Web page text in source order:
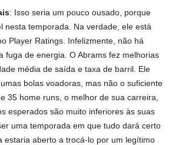
: Isso seria um pouco ousado, porque
nesta temporada. Na verdade, ele está
Player Ratings. Infelizmente, não há
fuga de energia. O Abrams fez melhorias
média de saída e taxa de barril. Ele
bolas voadoras, mas não o suficiente
35 home runs, o melhor de sua carreira,
esperados são muito inferiores às suas
uma temporada em que tudo dará certo
estaria aberto a trocá-lo por um legítimo